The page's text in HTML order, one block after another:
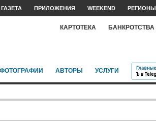
ГАЗЕТА ПРИЛОЖЕНИЯ WEEKEND РЕГИОНЫ
КАРТОТЕКА БАНКРОТСТВА
АВТОРЫ УСЛУГИ